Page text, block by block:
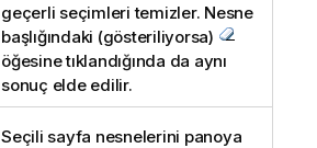
geçerli seçimleri temizler. Nesne
başlığındaki (gösteriliyorsa)
öğesine tıklandığında da aynı
sonuç elde edilir.
Seçili sayfa nesnelerini panoya